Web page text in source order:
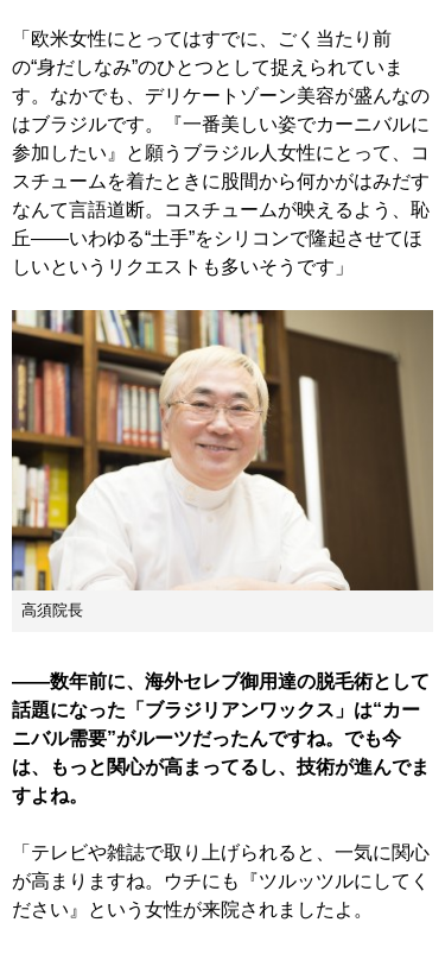
「欧米女性にとってはすでに、ごく当たり前
の“身だしなみ”のひとつとして捉えられていま
す。なかでも、デリケートゾーン美容が盛んなの
はブラジルです。『一番美しい姿でカーニバルに
参加したい』と願うブラジル人女性にとって、コ
スチュームを着たときに股間から何かがはみだす
なんて言語道断。コスチュームが映えるよう、恥
丘――いわゆる“土手”をシリコンで隆起させてほ
しいというリクエストも多いそうです」
高須院長
――数年前に、海外セレブ御用達の脱毛術として
話題になった「ブラジリアンワックス」は“カー
ニバル需要”がルーツだったんですね。でも今
は、もっと関心が高まってるし、技術が進んでま
すよね。
「テレビや雑誌で取り上げられると、一気に関心
が高まりますね。ウチにも『ツルッツルにしてく
ださい』という女性が来院されましたよ。